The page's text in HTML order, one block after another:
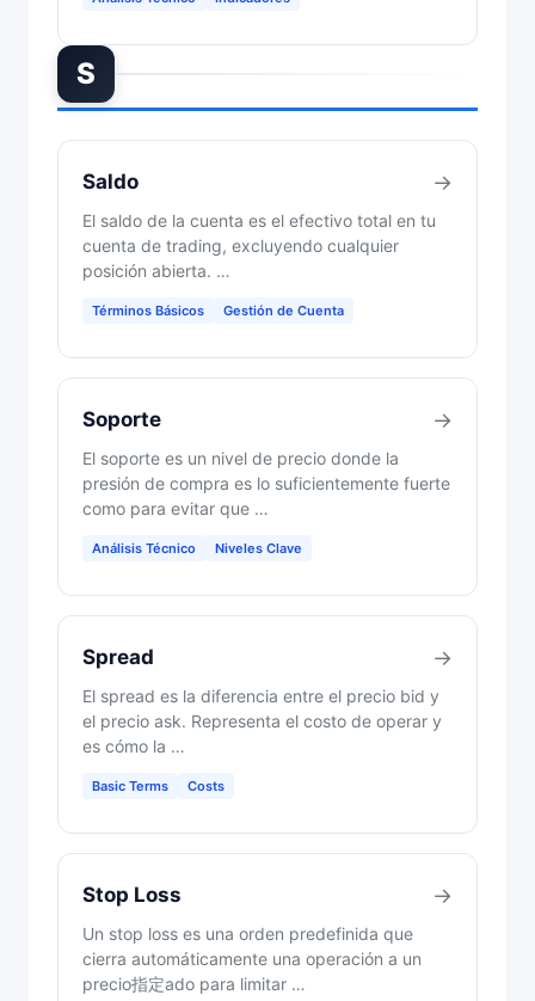
S
Saldo
El saldo de la cuenta es el efectivo total en tu
cuenta de trading, excluyendo cualquier
posición abierta. …
Términos Básicos Gestión de Cuenta
→
Soporte
El soporte es un nivel de precio donde la
presión de compra es lo suficientemente fuerte
como para evitar que …
Análisis Técnico Niveles Clave
→
Spread
El spread es la diferencia entre el precio bid y
el precio ask. Representa el costo de operar y
es cómo la …
Basic Terms Costs
→
Stop Loss
Un stop loss es una orden predefinida que
cierra automáticamente una operación a un
precio指定ado para limitar …
→